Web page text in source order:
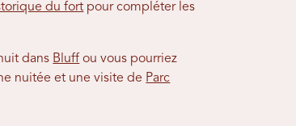
du fort pour compléter les
dans Bluff ou vous pourriez
nuitée et une visite de Parc